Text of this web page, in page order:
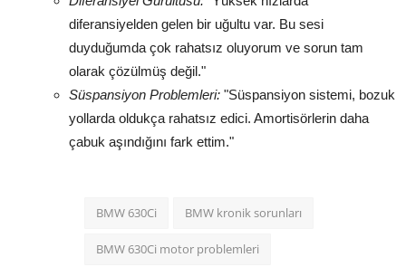
diferansiyelden gelen bir uğultu var. Bu sesi
duyduğumda çok rahatsız oluyorum ve sorun tam
olarak çözülmüş değil."
Süspansiyon Problemleri: "Süspansiyon sistemi, bozuk
yollarda oldukça rahatsız edici. Amortisörlerin daha
çabuk aşındığını fark ettim."
BMW 630Ci BMW kronik sorunları
BMW 630Ci motor problemleri